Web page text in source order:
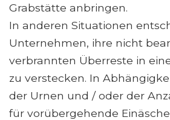
Grabstätte anbringen.
In anderen Situationen
Unternehmen, ihre nicht
verbrannten Überreste in
zu verstecken. In
der Urnen und / oder der
für vorübergehende